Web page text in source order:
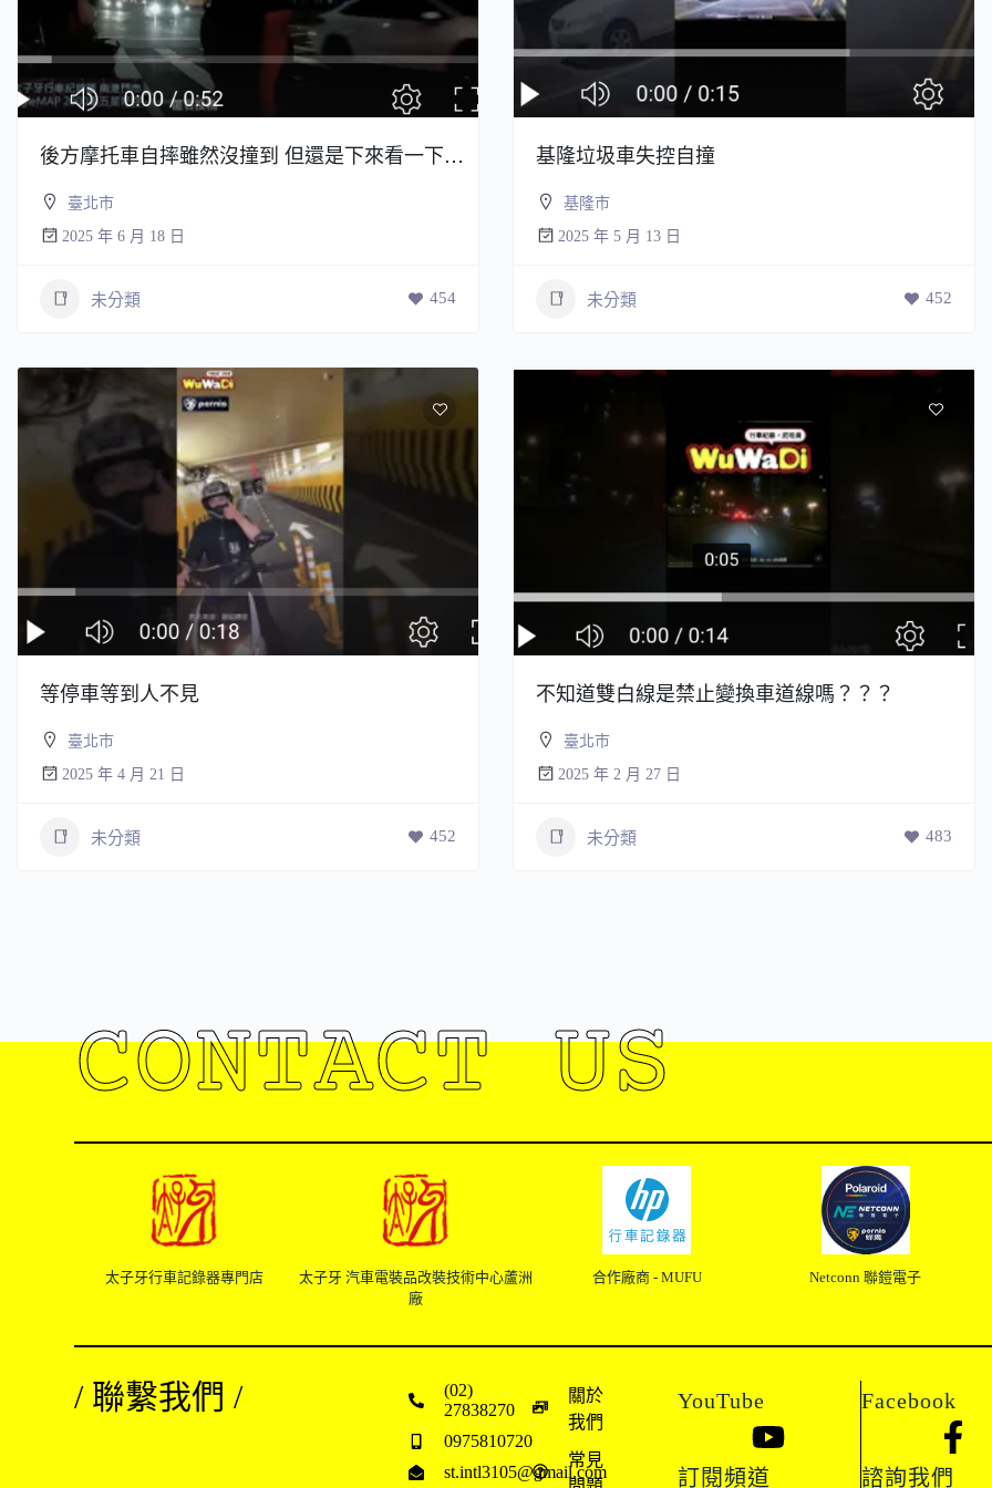
後方摩托車自摔雖然沒撞到 但還是下來看一下等警察到場確認
臺北市
2025 年 6 月 18 日
未分類 454
基隆垃圾車失控自撞
基隆市
2025 年 5 月 13 日
未分類 452
等停車等到人不見
臺北市
2025 年 4 月 21 日
未分類 452
不知道雙白線是禁止變換車道線嗎？？？
臺北市
2025 年 2 月 27 日
未分類 483
CONTACT US
太子牙行車記錄器專門店
太子牙 汽車電裝品改裝技術中心蘆洲
廠
合作廠商 - MUFU Netconn 聯鎧電子
/ 聯繫我們 /
(02)
27838270
0975810720
st.intl3105@gmail.com
關於
我們
常見
YouTube
訂閱頻道
Facebook
諮詢我們